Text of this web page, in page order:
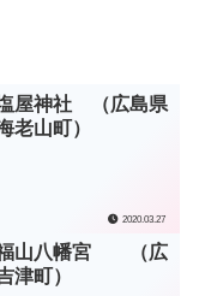
神社 （広島県
老山町）
2020.03.27
山八幡宮 （広
津町）